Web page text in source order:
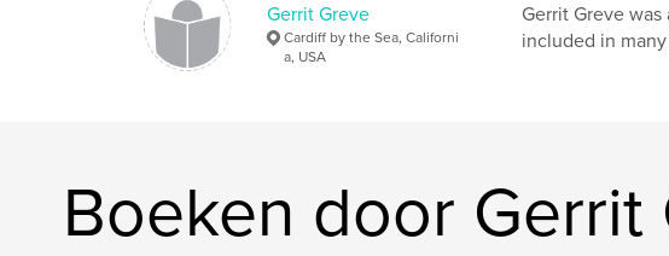
Gerrit Greve
Cardiff by the Sea, Californi
a, USA
Gerrit Greve
included in
Boeken door Gerrit